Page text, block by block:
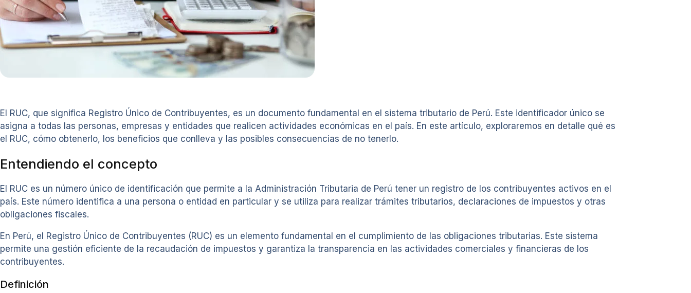
El RUC, que significa Registro Único de Contribuyentes, es un documento fundamental en el sistema tributario de Perú. Este identificador único se
asigna a todas las personas, empresas y entidades que realicen actividades económicas en el país. En este artículo, exploraremos en detalle qué es
el RUC, cómo obtenerlo, los beneficios que conlleva y las posibles consecuencias de no tenerlo.
Entendiendo el concepto
El RUC es un número único de identificación que permite a la Administración Tributaria de Perú tener un registro de los contribuyentes activos en el
país. Este número identifica a una persona o entidad en particular y se utiliza para realizar trámites tributarios, declaraciones de impuestos y otras
obligaciones fiscales.
En Perú, el Registro Único de Contribuyentes (RUC) es un elemento fundamental en el cumplimiento de las obligaciones tributarias. Este sistema
permite una gestión eficiente de la recaudación de impuestos y garantiza la transparencia en las actividades comerciales y financieras de los
contribuyentes.
Definición